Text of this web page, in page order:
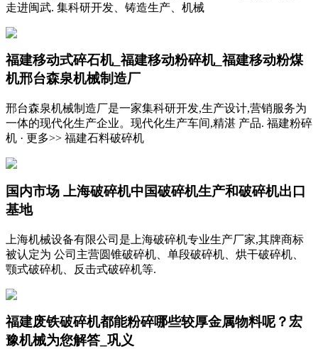
走进闽武. 集科研开发、铸造生产、机械
福建移动式碎石机_福建移动粉碎机_福建移动粉煤
机邢台森泉机械制造厂
邢台森泉机械制造厂是一家集科研开发,生产设计,营销服务为
一体的现代化生产企业。现代化生产车间,精湛 产品. 福建粉碎
机 · 更多>> 福建石料破碎机
国内市场 上海破碎机中国破碎机生产和破碎机出口
基地
上海机械设备有限公司是上海破碎机专业生产厂家,其牌商标
被认定为 公司主营圆锥破碎机、单段破碎机、烘干破碎机、
颚式破碎机、反击式破碎机等.
福建废铁破碎机都能粉碎哪些较厚金属物料呢？宏
豫机械为您解答_巩义